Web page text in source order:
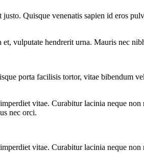
Quisque venenatis sapien id eros
vulputate hendrerit urna. Mauris nec
porta facilisis tortor, vitae bibendum
vitae. Curabitur lacinia neque non
nec orci.
vitae. Curabitur lacinia neque non